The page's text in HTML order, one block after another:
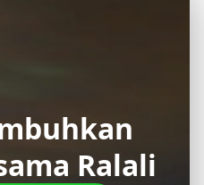
Ralali